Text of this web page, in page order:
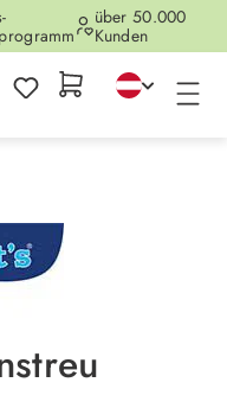
über 50.000
Kunden